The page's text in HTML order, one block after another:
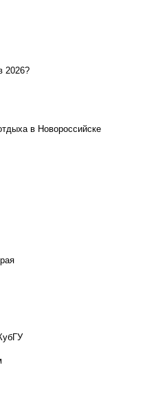
2026?
в Новороссийске